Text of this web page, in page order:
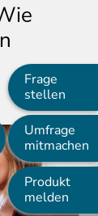
Frage
stellen
Umfrage
mitmachen
Produkt
melden